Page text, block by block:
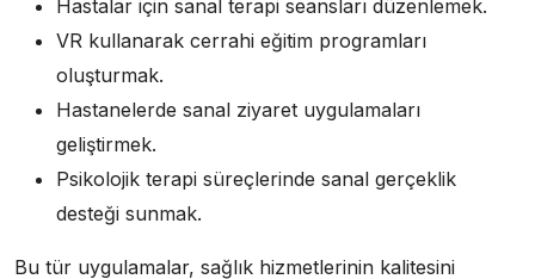
Hastalar için sanal terapi seansları düzenlemek.
VR kullanarak cerrahi eğitim programları
oluşturmak.
Hastanelerde sanal ziyaret uygulamaları
geliştirmek.
Psikolojik terapi süreçlerinde sanal gerçeklik
desteği sunmak.
Bu tür uygulamalar, sağlık hizmetlerinin kalitesini